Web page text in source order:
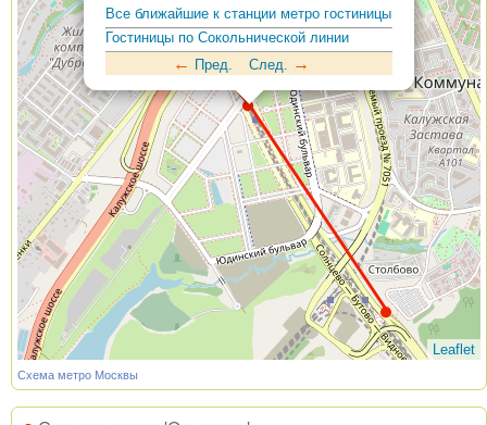
Все ближайшие к станции метро гостиницы
Гостиницы по Сокольнической линии
← Пред. След. →
Leaflet
Схема метро Москвы